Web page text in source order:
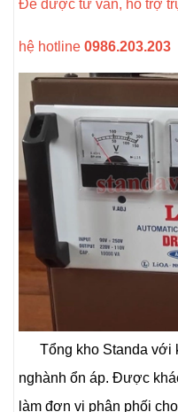
Để được tư vấn, hỗ trợ
hệ hotline 0986.203.203
Tổng kho Standa với
nghành ổn áp. Được
làm đơn vị phân phối